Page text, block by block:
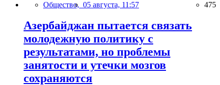
Общество, 05 августа, 11:57 475
Азербайджан пытается связать
молодежную политику с
результатами, но проблемы
занятости и утечки мозгов
сохраняются